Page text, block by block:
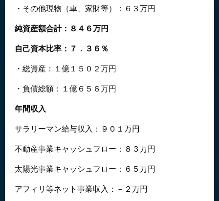
・その他現物（車、家財等）：６３万円
純資産額合計：８４６万円
自己資本比率：７．３６％
・総資産：１億１５０２万円
・負債総額：１億６５６万円
年間収入
サラリーマン給与収入：９０１万円
不動産事業キャッシュフロー：８３万円
太陽光事業キャッシュフロー：６５万円
アフィリ等ネット事業収入：－２万円